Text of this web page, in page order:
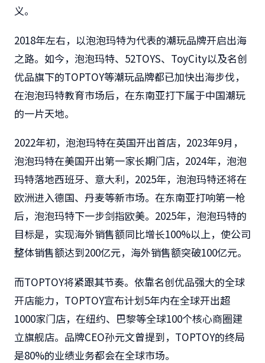
义。
2018年左右，以泡泡玛特为代表的潮玩品牌开启出海
之路。如今，泡泡玛特、52TOYS、ToyCity以及名创
优品旗下的TOPTOY等潮玩品牌都已加快出海步伐，
在泡泡玛特教育市场后，在东南亚打下属于中国潮玩
的一片天地。
2022年初，泡泡玛特在英国开出首店，2023年9月，
泡泡玛特在美国开出第一家长期门店，2024年，泡泡
玛特落地西班牙、意大利，2025年，泡泡玛特还将在
欧洲进入德国、丹麦等新市场。在东南亚打响第一枪
后，泡泡玛特下一步剑指欧美。2025年，泡泡玛特的
目标是，实现海外销售额同比增长100%以上，使公司
整体销售额达到200亿元，海外销售额突破100亿元。
而TOPTOY将紧跟其节奏。依靠名创优品强大的全球
开店能力，TOPTOY宣布计划5年内在全球开出超
1000家门店，在纽约、巴黎等全球100个核心商圈建
立旗舰店。品牌CEO孙元文曾提到，TOPTOY的终局
是80%的业绩业务都会在全球市场。